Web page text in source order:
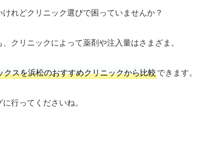
れどクリニック選びで困っていませんか？
クリニックによって薬剤や注入量はさまざま。
スを浜松のおすすめクリニックから比較できます。
行ってくださいね。